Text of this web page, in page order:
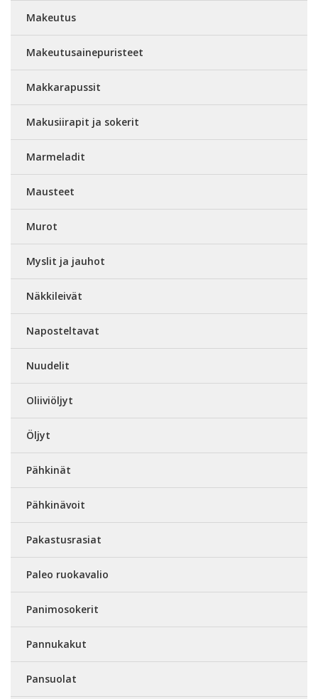
Makeutus
Makeutusainepuristeet
Makkarapussit
Makusiirapit ja sokerit
Marmeladit
Mausteet
Murot
Myslit ja jauhot
Näkkileivät
Naposteltavat
Nuudelit
Oliiviöljyt
Öljyt
Pähkinät
Pähkinävoit
Pakastusrasiat
Paleo ruokavalio
Panimosokerit
Pannukakut
Pansuolat